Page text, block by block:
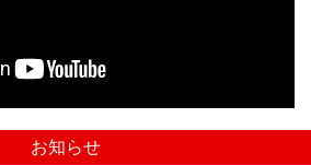
お知らせ